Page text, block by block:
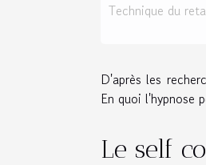
Technique du
D'après les
En quoi l'hypnose
Le self